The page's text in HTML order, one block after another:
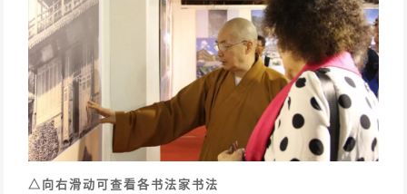
△向右滑动可查看各书法家书法